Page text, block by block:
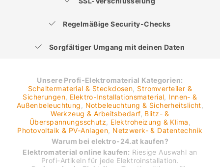
Regelmäßige Security-Checks
Sorgfältiger Umgang mit deinen Daten
Unsere Profi-Elektromaterial Kategorien:
Schaltermaterial & Steckdosen Stromverteiler &
Sicherungen Elektro-Installationsmaterial Innen- &
Außenbeleuchtung
Notbeleuchtung & Sicherheitslicht
Werkzeug & Arbeitsbedarf, Blitz- &
Überspannungsschutz
Elektroheizung & Klima
Photovoltaik & PV-Anlagen Netzwerk- & Datentechnik
Warum bei elektro-24.at kaufen?
Elektromaterial online kaufen: Riesige Auswahl an
Profi-Artikeln für jede Elektroinstallation.